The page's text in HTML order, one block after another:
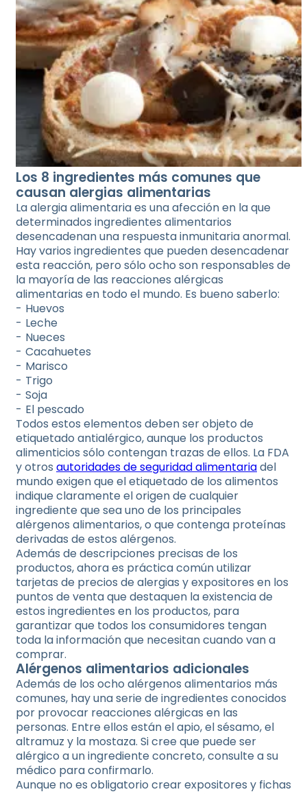
Los 8 ingredientes más comunes que
causan alergias alimentarias
La alergia alimentaria es una afección en la que
determinados ingredientes alimentarios
desencadenan una respuesta inmunitaria anormal.
Hay varios ingredientes que pueden desencadenar
esta reacción, pero sólo ocho son responsables de
la mayoría de las reacciones alérgicas
alimentarias en todo el mundo. Es bueno saberlo:
Huevos
Leche
Nueces
Cacahuetes
Marisco
Trigo
Soja
El pescado
Todos estos elementos deben ser objeto de
etiquetado antialérgico, aunque los productos
alimenticios sólo contengan trazas de ellos. La FDA
y otros autoridades de seguridad alimentariadel
mundo exigen que el etiquetado de los alimentos
indique claramente el origen de cualquier
ingrediente que sea uno de los principales
alérgenos alimentarios, o que contenga proteínas
derivadas de estos alérgenos.
Además de descripciones precisas de los
productos, ahora es práctica común utilizar
tarjetas de precios de alergias y expositores en los
puntos de venta que destaquen la existencia de
estos ingredientes en los productos, para
garantizar que todos los consumidores tengan
toda la información que necesitan cuando van a
comprar.
Alérgenos alimentarios adicionales
Además de los ocho alérgenos alimentarios más
comunes, hay una serie de ingredientes conocidos
por provocar reacciones alérgicas en las
personas. Entre ellos están el apio, el sésamo, el
altramuz y la mostaza. Si cree que puede ser
alérgico a un ingrediente concreto, consulte a su
médico para confirmarlo.
Aunque no es obligatorio crear expositores y fichas